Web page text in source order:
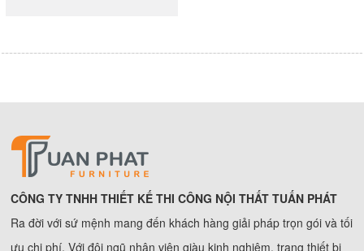
CÔNG TY TNHH THIẾT KẾ THI CÔNG NỘI THẤT TUẤN PHÁT
Ra đời với sứ mệnh mang đến khách hàng giải pháp trọn gói và tối
ưu chi phí. Với đội ngũ nhân viên giàu kinh nghiệm, trang thiết bị